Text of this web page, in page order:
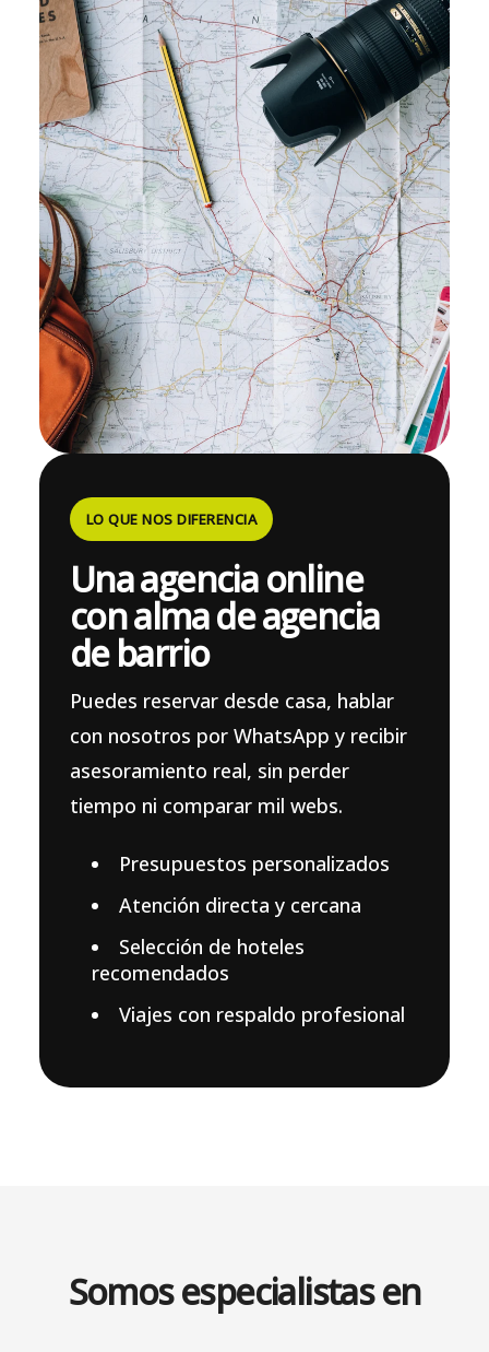
LO QUE NOS DIFERENCIA
Una agencia online
con alma de agencia
de barrio
Puedes reservar desde casa, hablar
con nosotros por WhatsApp y recibir
asesoramiento real, sin perder
tiempo ni comparar mil webs.
Presupuestos personalizados
Atención directa y cercana
Selección de hoteles
recomendados
Viajes con respaldo profesional
Somos especialistas en